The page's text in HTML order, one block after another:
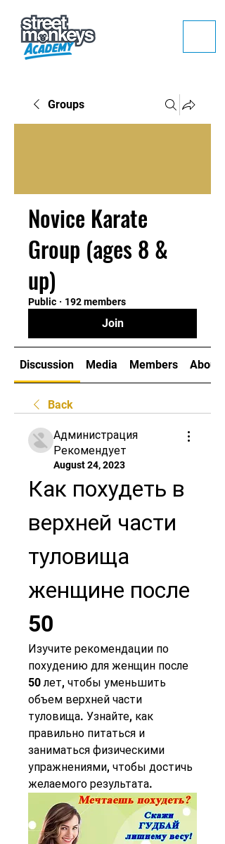
Groups
Novice Karate
Group (ages 8 &
up)
Public · 192 members
Join
Discussion Media Members About
Back
Администрация
Рекомендует
August 24, 2023
Как похудеть в
верхней части
туловища
женщине после
50
Изучите рекомендации по
похудению для женщин после
50 лет, чтобы уменьшить
объем верхней части
туловища. Узнайте, как
правильно питаться и
заниматься физическими
упражнениями, чтобы достичь
желаемого результата.